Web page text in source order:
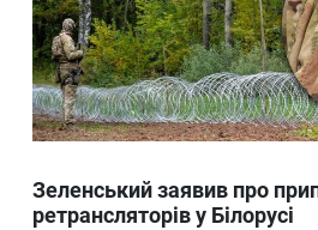
Зеленський заявив про
ретрансляторів у Білорусі